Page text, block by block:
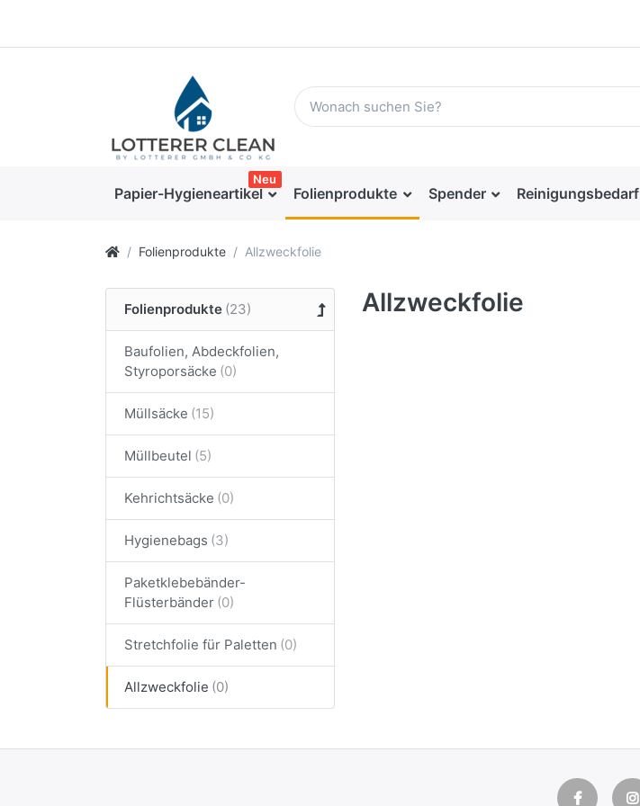
Papier-Hygieneartikel
Neu
Folienprodukte Spender Reinigungsbedarf
Folienprodukte Allzweckfolie
Folienprodukte
Baufolien, Abdeckfolien,
Styroporsäcke
Müllsäcke
Müllbeutel
Kehrichtsäcke
Hygienebags
Paketklebebänder-
Flüsterbänder
Stretchfolie für Paletten
Allzweckfolie
Allzweckfolie